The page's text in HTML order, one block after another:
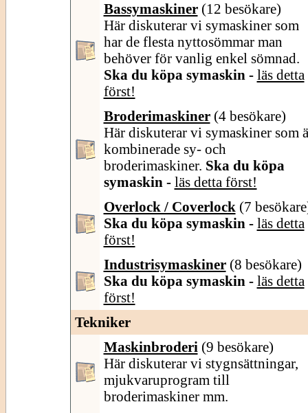
Bassymaskiner (12 besökare)
Här diskuterar vi symaskiner som
har de flesta nyttosömmar man
behöver för vanlig enkel sömnad.
Ska du köpa symaskin - läs detta
först!
Broderimaskiner (4 besökare)
Här diskuterar vi symaskiner som
kombinerade sy- och
broderimaskiner. Ska du köpa
symaskin - läs detta först!
Overlock / Coverlock (7
Ska du köpa symaskin - läs detta
först!
Industrisymaskiner (8 besökare)
Ska du köpa symaskin - läs detta
först!
Tekniker
Maskinbroderi (9 besökare)
Här diskuterar vi stygnsättningar,
mjukvaruprogram till
broderimaskiner mm.